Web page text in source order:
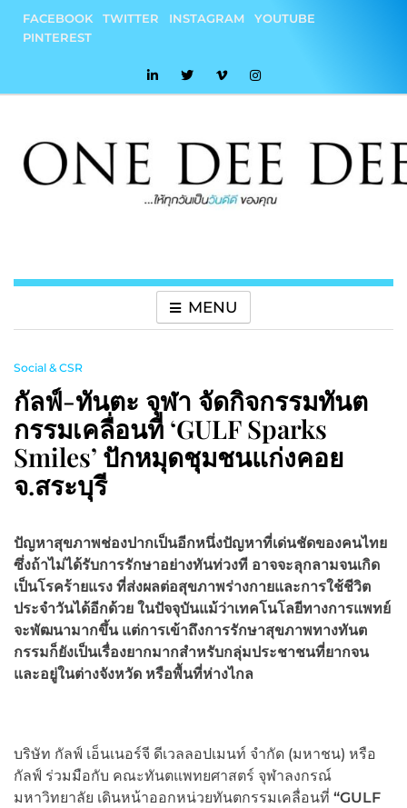
content
FACEBOOK TWITTER INSTAGRAM
YOUTUBE
PINTEREST
MENU
Social & CSR
กัลฟ์-ทันตะ จุฬา จัดกิจกรรมทันต
กรรมเคลื่อนที่ ‘GULF Sparks
Smiles’ ปักหมุดชุมชนแก่งคอย
จ.สระบุรี
ปัญหาสุขภาพช่องปากเป็นอีกหนึ่งปัญหาที่เด่นชัดของคนไทย
ซึ่งถ้าไม่ได้รับการรักษาอย่างทันท่วงที อาจจะลุกลามจนเกิด
เป็นโรคร้ายแรง ที่ส่งผลต่อสุขภาพร่างกายและการใช้ชีวิต
ประจำวันได้อีกด้วย ในปัจจุบันแม้ว่าเทคโนโลยีทางการแพทย์
จะพัฒนามากขึ้น แต่การเข้าถึงการรักษาสุขภาพทางทันต
กรรมก็ยังเป็นเรื่องยากมากสำหรับกลุ่มประชาชนที่ยากจน
และอยู่ในต่างจังหวัด หรือพื้นที่ห่างไกล
บริษัท กัลฟ์ เอ็นเนอร์จี ดีเวลลอปเมนท์ จำกัด (มหาชน) หรือ
กัลฟ์ ร่วมมือกับ คณะทันตแพทยศาสตร์ จุฬาลงกรณ์
มหาวิทยาลัย เดินหน้าออกหน่วยทันตกรรมเคลื่อนที่ “GULF